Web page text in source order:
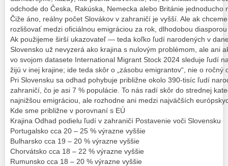
odchode do Česka, Rakúska, Nemecka alebo Británie jednoducho
Čiže áno, reálny počet Slovákov v zahraničí je vyšší. Ale ak
rozlišovať medzi oficiálnou emigráciou za rok, dlhodobou
Ak použijeme širší ukazovateľ — teda koľko ľudí narodených v
Slovensko už nevyzerá ako krajina s nulovým problémom, ale ani
vo svojom datasete International Migrant Stock 2024 sleduje ľudí
žijú v inej krajine; ide teda skôr o „zásobu emigrantov“, nie o ročný
Pri Slovensku sa odhad pohybuje približne okolo 390-tisíc ľudí
zahraničí, čo je asi 7 % populácie. To nás radí skôr do strednej
najnižšou emigráciou, ale rozhodne ani medzi najväčších
Kde sme približne v porovnaní s EÚ
Krajina Odhad podielu ľudí v zahraničí Postavenie voči Slovensku
Portugalsko cca 20 – 25 % výrazne vyššie
Bulharsko cca 19 – 20 % výrazne vyššie
Chorvátsko cca 18 – 22 % výrazne vyššie
Rumunsko cca 18 – 20 % výrazne vyššie